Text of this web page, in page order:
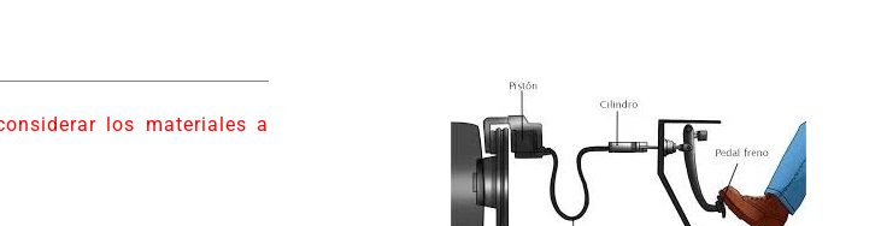
los materiales a